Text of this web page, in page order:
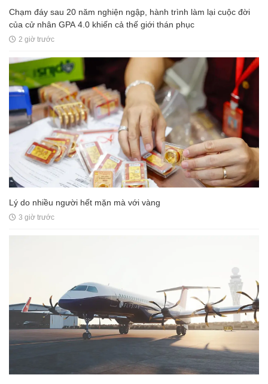
Chạm đáy sau 20 năm nghiện ngập, hành trình làm lại cuộc đời
của cử nhân GPA 4.0 khiến cả thế giới thán phục
2 giờ trước
Lý do nhiều người hết mặn mà với vàng
3 giờ trước